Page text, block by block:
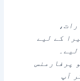
کے لیے
پرفارمنس
آپ